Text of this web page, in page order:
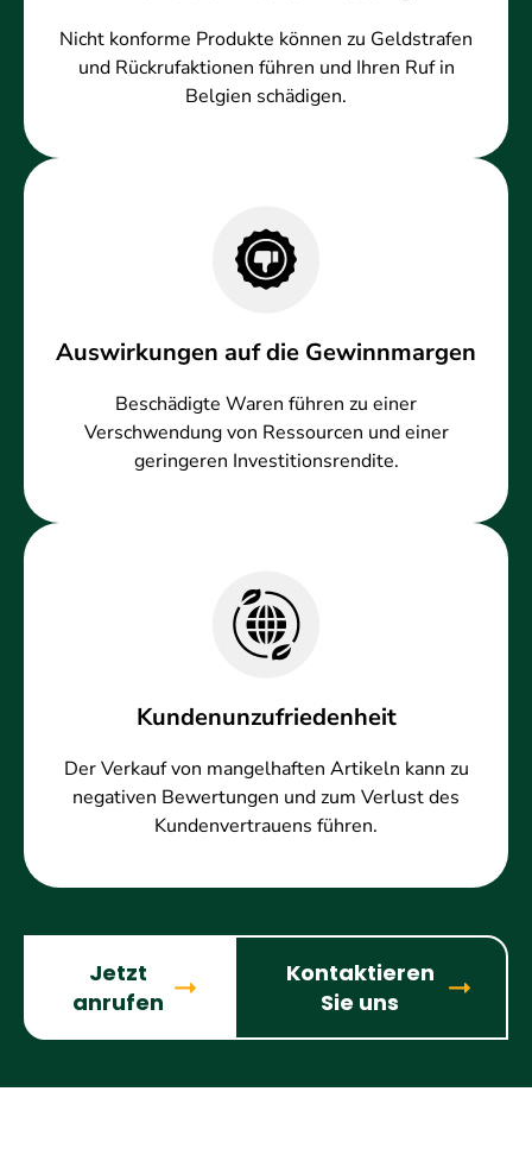
Nicht konforme Produkte können zu Geldstrafen
und Rückrufaktionen führen und Ihren Ruf in
Belgien schädigen.
Auswirkungen auf die Gewinnmargen
Beschädigte Waren führen zu einer
Verschwendung von Ressourcen und einer
geringeren Investitionsrendite.
Kundenunzufriedenheit
Der Verkauf von mangelhaften Artikeln kann zu
negativen Bewertungen und zum Verlust des
Kundenvertrauens führen.
Jetzt
anrufen
Kontaktieren
Sie uns